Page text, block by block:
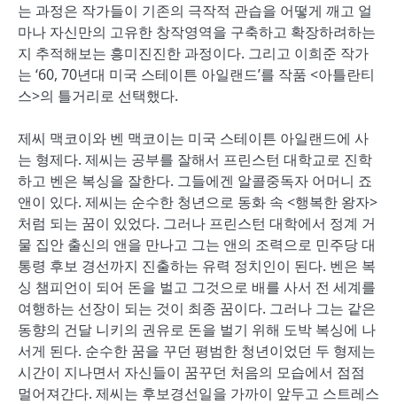
는 과정은 작가들이 기존의 극작적 관습을 어떻게 깨고 얼
마나 자신만의 고유한 창작영역을 구축하고 확장하려하는
지 추적해보는 흥미진진한 과정이다. 그리고 이희준 작가
는 ‘60, 70년대 미국 스테이튼 아일랜드’를 작품 <아틀란티
스>의 틀거리로 선택했다.
제씨 맥코이와 벤 맥코이는 미국 스테이튼 아일랜드에 사
는 형제다. 제씨는 공부를 잘해서 프린스턴 대학교로 진학
하고 벤은 복싱을 잘한다. 그들에겐 알콜중독자 어머니 죠
앤이 있다. 제씨는 순수한 청년으로 동화 속 <행복한 왕자>
처럼 되는 꿈이 있었다. 그러나 프린스턴 대학에서 정계 거
물 집안 출신의 앤을 만나고 그는 앤의 조력으로 민주당 대
통령 후보 경선까지 진출하는 유력 정치인이 된다. 벤은 복
싱 챔피언이 되어 돈을 벌고 그것으로 배를 사서 전 세계를
여행하는 선장이 되는 것이 최종 꿈이다. 그러나 그는 같은
동향의 건달 니키의 권유로 돈을 벌기 위해 도박 복싱에 나
서게 된다. 순수한 꿈을 꾸던 평범한 청년이었던 두 형제는
시간이 지나면서 자신들이 꿈꾸던 처음의 모습에서 점점
멀어져간다. 제씨는 후보경선일을 가까이 앞두고 스트레스